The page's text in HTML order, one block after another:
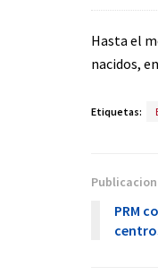
Hasta el
nacidos,
Etiquetas:
PRM